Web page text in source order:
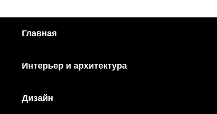
Главная
Интерьер и архитектура
Дизайн